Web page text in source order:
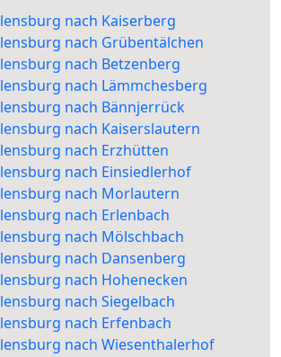
nach Kaiserberg
nach Grübentälchen
nach Betzenberg
nach Lämmchesberg
nach Bännjerrück
nach Kaiserslautern
nach Erzhütten
nach Einsiedlerhof
nach Morlautern
nach Erlenbach
nach Mölschbach
nach Dansenberg
nach Hohenecken
nach Siegelbach
nach Erfenbach
nach Wiesenthalerhof